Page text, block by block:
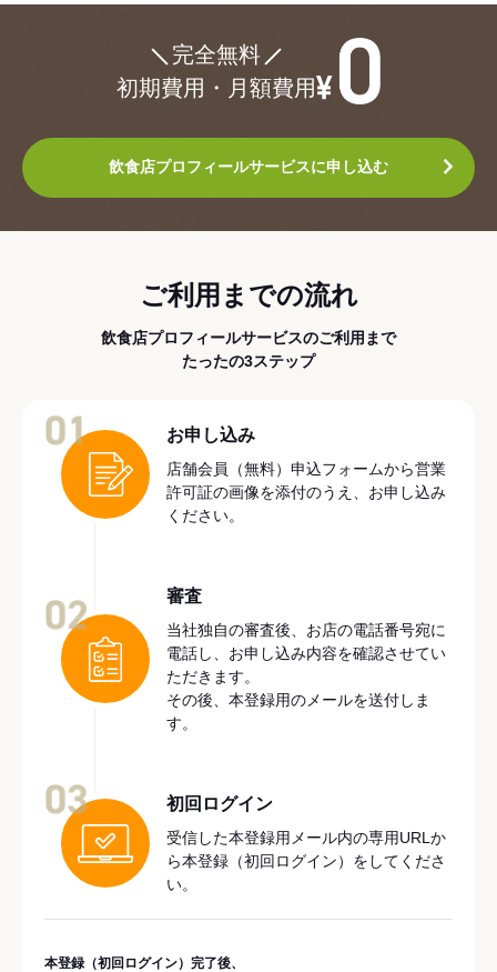
完全無料
初期費用・月額費用
飲食店プロフィールサービスに申し込む
ご利用までの流れ
飲食店プロフィールサービスのご利用まで
たったの3ステップ
お申し込み
店舗会員（無料）申込フォームから営業
許可証の画像を添付のうえ、お申し込み
ください。
審査
当社独自の審査後、お店の電話番号宛に
電話し、お申し込み内容を確認させてい
ただきます。
その後、本登録用のメールを送付しま
す。
初回ログイン
受信した本登録用メール内の専用URLか
ら本登録（初回ログイン）をしてくださ
い。
本登録（初回ログイン）完了後、